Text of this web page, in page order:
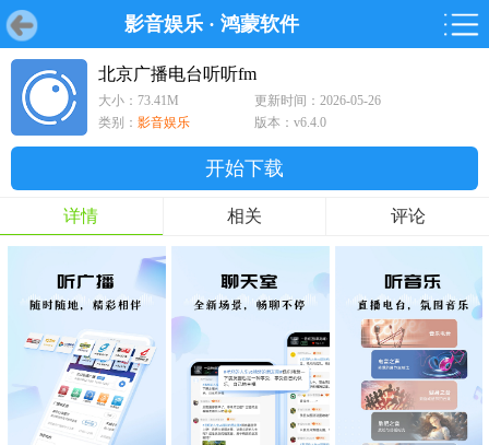
影音娱乐 · 鸿蒙软件
首页 游戏 软件 鸿蒙游戏
游戏 软件 鸿蒙
游戏
鸿蒙
软件
专题
北京广播电台听听fm
大小：73.41M
更新时间：2026-05-26
类别： 影音娱乐 版本：v6.4.0
开始下载
详情 相关 评论